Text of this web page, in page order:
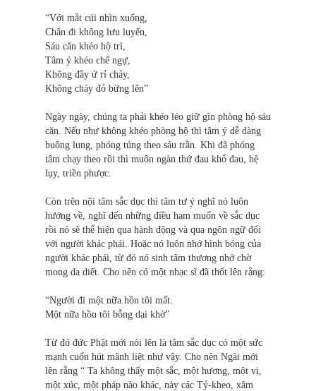
“Với mắt cúi nhìn xuống,
Chân đi không lưu luyến,
Sáu căn khéo hộ trì,
Tâm ý khéo chế ngự,
Không đầy ứ rỉ chảy,
Không cháy đỏ bừng lên”
Ngày ngày, chúng ta phải khéo léo giữ gìn phòng hộ sáu
căn. Nếu như không khéo phòng hộ thì tâm ý dễ dàng
buông lung, phóng túng theo sáu trần. Khi đã phóng
tâm chạy theo rồi thì muôn ngàn thứ đau khổ đau, hệ
lụy, triền phược.
Còn trên nội tâm sắc dục thì tâm tư ý nghĩ nó luôn
hướng về, nghĩ đến những điều ham muốn về sắc dục
rồi nó sẽ thể hiện qua hành động và qua ngôn ngữ đối
với người khác phái. Hoặc nó luôn nhớ hình bóng của
người khác phái, từ đó nó sinh tâm thương nhớ chờ
mong da diết. Cho nên có một nhạc sĩ đã thốt lên rằng:
“Người đi một nữa hồn tôi mất.
Một nữa hồn tôi bỗng dại khờ”
Từ đó đức Phật mới nói lên là tâm sắc dục có một sức
mạnh cuốn hút mãnh liệt như vậy. Cho nên Ngài mới
lên rằng “ Ta không thấy một sắc, một hương, một vị,
một xúc, một pháp nào khác, này các Tỷ-kheo, xâm